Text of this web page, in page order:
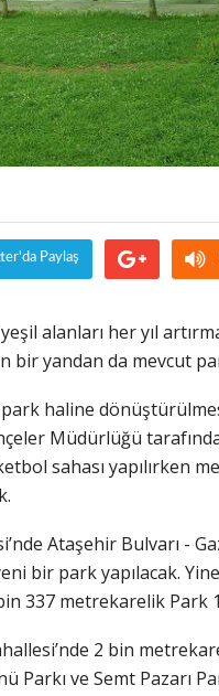
Paylaş
alanları her yıl
bir yandan da mevcut
haline
Müdürlüğü
sahası yapılırken
Ataşehir Bulvarı -
bir park yapılacak.
337 metrekarelik Park
2 bin
Parkı ve Semt Pazarı